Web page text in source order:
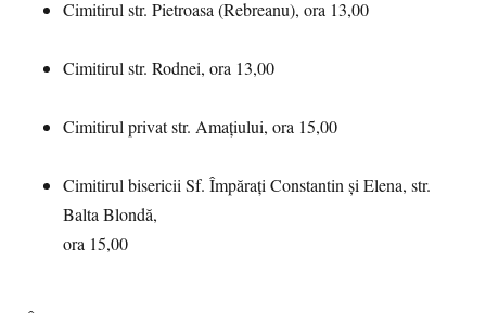
Cimitirul str. Pietroasa (Rebreanu), ora 13,00
Cimitirul str. Rodnei, ora 13,00
Cimitirul privat str. Amațiului, ora 15,00
Cimitirul bisericii Sf. Împărați Constantin și Elena, str.
Balta Blondă,
ora 15,00